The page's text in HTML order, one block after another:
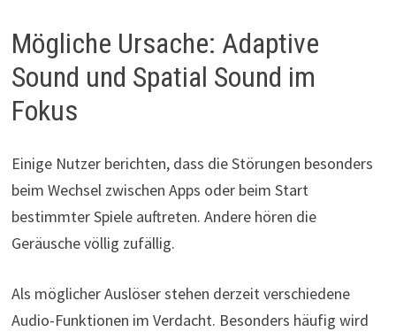
Mögliche Ursache: Adaptive
Sound und Spatial Sound im
Fokus
Einige Nutzer berichten, dass die Störungen besonders
beim Wechsel zwischen Apps oder beim Start
bestimmter Spiele auftreten. Andere hören die
Geräusche völlig zufällig.
Als möglicher Auslöser stehen derzeit verschiedene
Audio-Funktionen im Verdacht. Besonders häufig wird